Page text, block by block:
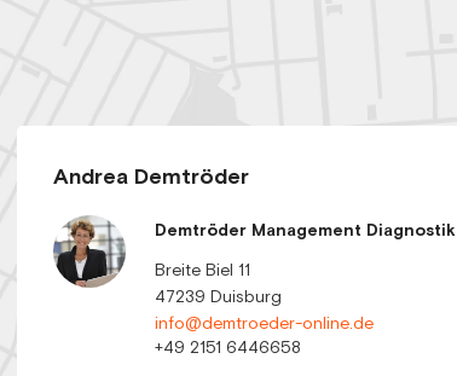
Andrea Demtröder
Demtröder Management Diagnostik
Breite Biel 11
47239 Duisburg
info@demtroeder-online.de
+49 2151 6446658